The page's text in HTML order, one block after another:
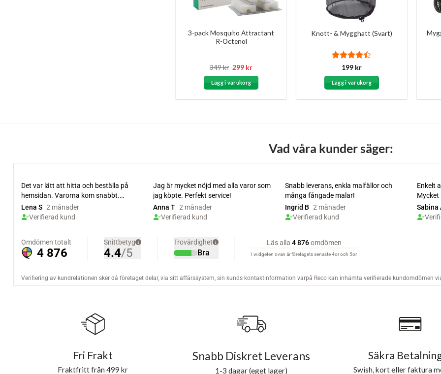
3-pack Mosquito Attractant
R-Octenol
349kr Det
priset
var:
349 kr.
299 krDet
priset
är:
299 kr.
Lägg i varukorg
Knott- & Mygghatt (Svart)
Betygsatt
4.4av 5
199 kr
Lägg i varukorg
Vad våra kunder säger:
Fri Frakt
Fraktfritt från 499 kr
Snabb Diskret Leverans
1-3 dagar (eget lager)
Säkra
Swish, kort eller faktura